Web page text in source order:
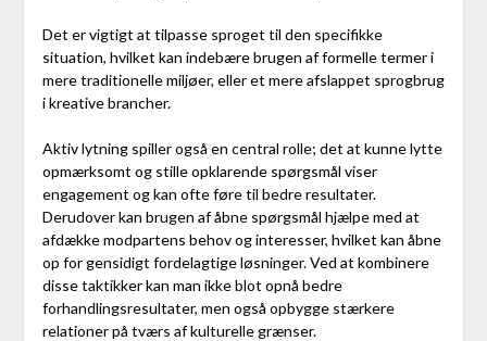
Det er vigtigt at tilpasse sproget til den specifikke
situation, hvilket kan indebære brugen af formelle termer i
mere traditionelle miljøer, eller et mere afslappet sprogbrug
i kreative brancher.
Aktiv lytning spiller også en central rolle; det at kunne lytte
opmærksomt og stille opklarende spørgsmål viser
engagement og kan ofte føre til bedre resultater.
Derudover kan brugen af åbne spørgsmål hjælpe med at
afdække modpartens behov og interesser, hvilket kan åbne
op for gensidigt fordelagtige løsninger. Ved at kombinere
disse taktikker kan man ikke blot opnå bedre
forhandlingsresultater, men også opbygge stærkere
relationer på tværs af kulturelle grænser.